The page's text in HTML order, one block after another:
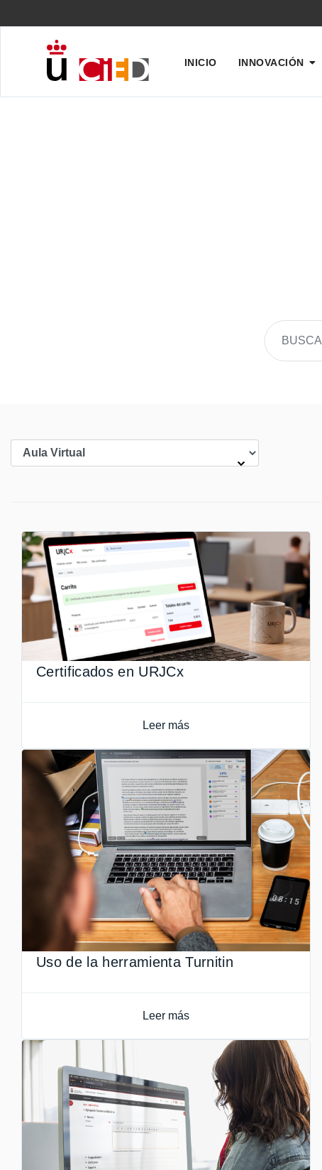
INICIO INNOVACIÓN
Certificados en URJCx
Leer más
Uso de la herramienta Turnitin
Leer más